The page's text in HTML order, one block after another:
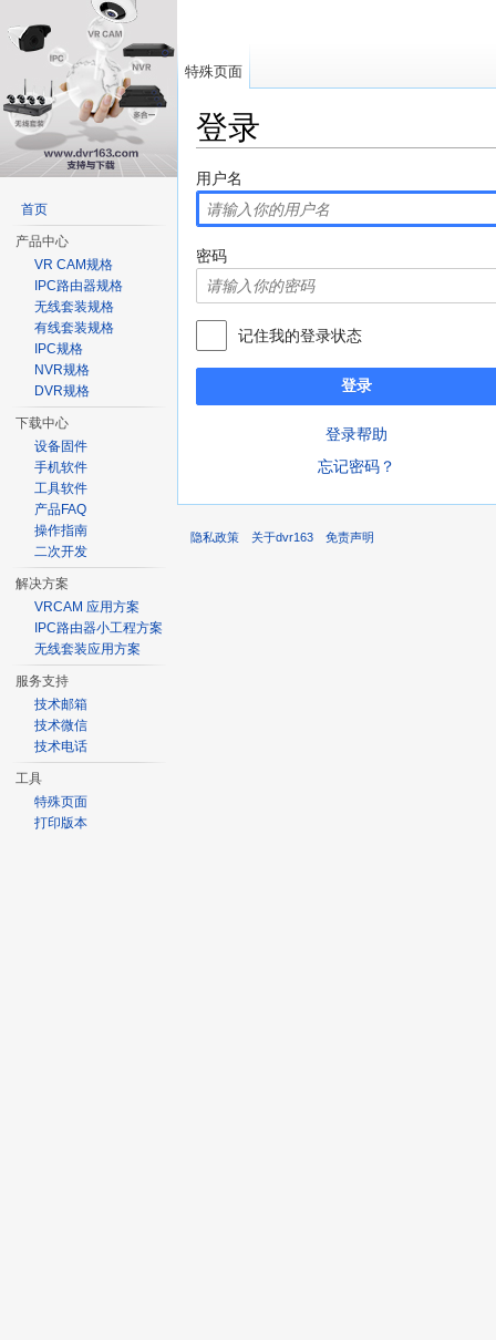
登录
用户名
密码
记住我的登录状态
登录
登录帮助
忘记密码？
特殊页面
首页
产品中心
VR CAM规格
IPC路由器规格
无线套装规格
有线套装规格
IPC规格
NVR规格
DVR规格
下载中心
设备固件
手机软件
工具软件
产品FAQ
操作指南
二次开发
解决方案
VRCAM 应用方案
IPC路由器小工程方案
无线套装应用方案
服务支持
技术邮箱
技术微信
技术电话
工具
特殊页面
打印版本
隐私政策 关于dvr163 免责声明